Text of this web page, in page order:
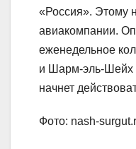
«Россия». Этому
авиакомпании.
еженедельное
и Шарм-эль-Шейх
начнет
Фото: nash-